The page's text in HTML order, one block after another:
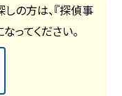
しの方は、『探偵事
ってください。